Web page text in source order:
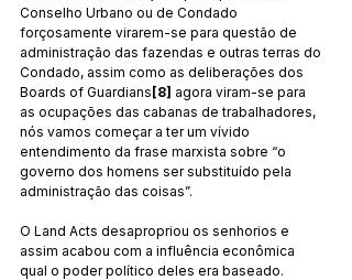
Conselho Urbano ou de Condado
forçosamente virarem-se para questão de
administração das fazendas e outras terras do
Condado, assim como as deliberações dos
Boards of Guardians [8] agora viram-se para
as ocupações das cabanas de trabalhadores,
nós vamos começar a ter um vívido
entendimento da frase marxista sobre “o
governo dos homens ser substituído pela
administração das coisas”.
O Land Acts desapropriou os senhorios e
assim acabou com a influência econômica
qual o poder político deles era baseado.